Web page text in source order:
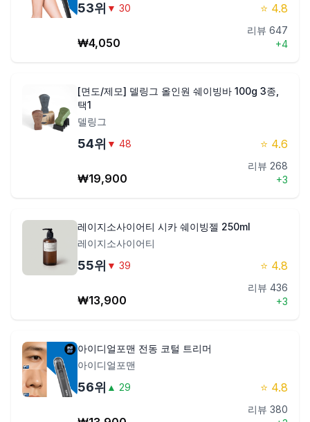
53위 ▼ 30 ⭐ 4.8
₩4,050
리뷰 647
+4
[면도/제모] 델링그 올인원 쉐이빙바 100g 3종,
택1
델링그
54위 ▼ 48 ⭐ 4.6
₩19,900
리뷰 268
+3
레이지소사이어티 시카 쉐이빙젤 250ml
레이지소사이어티
55위 ▼ 39 ⭐ 4.8
₩13,900
리뷰 436
+3
아이디얼포맨 전동 코털 트리머
아이디얼포맨
56위 ▲ 29 ⭐ 4.8
리뷰 380